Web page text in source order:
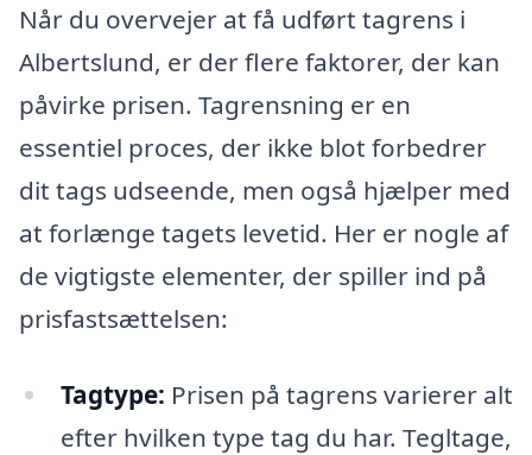
Når du overvejer at få udført tagrens i
Albertslund, er der flere faktorer, der kan
påvirke prisen. Tagrensning er en
essentiel proces, der ikke blot forbedrer
dit tags udseende, men også hjælper med
at forlænge tagets levetid. Her er nogle af
de vigtigste elementer, der spiller ind på
prisfastsættelsen:
Tagtype: Prisen på tagrens varierer alt
efter hvilken type tag du har. Tegltage,